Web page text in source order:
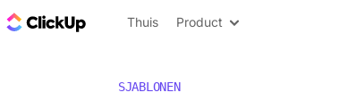
ClickUp Blog
Thuis Product
SJABLONEN